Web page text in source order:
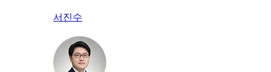
서진수